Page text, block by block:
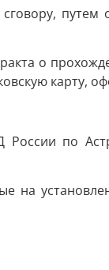
о
карту,
по
на